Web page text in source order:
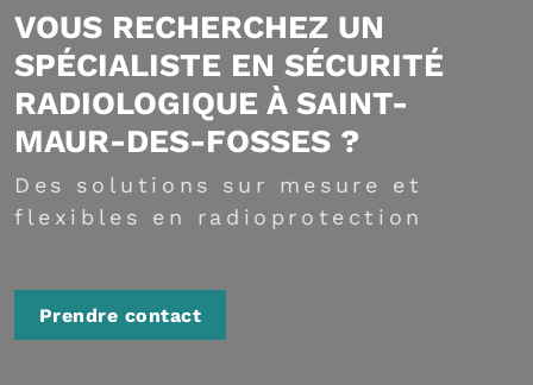
VOUS RECHERCHEZ UN
SPÉCIALISTE EN SÉCURITÉ
RADIOLOGIQUE À SAINT-
MAUR-DES-FOSSES ?
Des solutions sur mesure et
flexibles en radioprotection
Prendre contact